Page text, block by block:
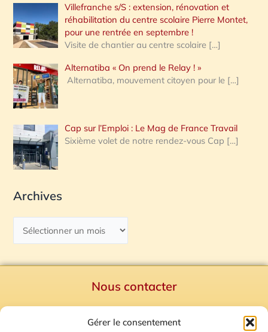
Gérer le consentement
Villefranche s/S : extension, rénovation et
réhabilitation du centre scolaire Pierre Montet,
pour une rentrée en septembre !
Visite de chantier au centre scolaire […]
Alternatiba « On prend le Relay ! »
Alternatiba, mouvement citoyen pour le […]
Cap sur l’Emploi : Le Mag de France Travail
Sixième volet de notre rendez-vous Cap […]
Archives
Nous contacter